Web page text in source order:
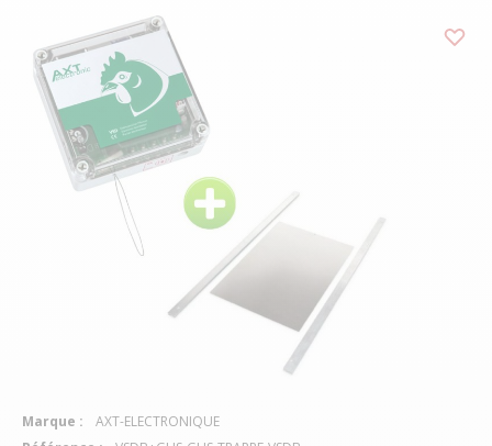
Marque :
AXT-ELECTRONIQUE